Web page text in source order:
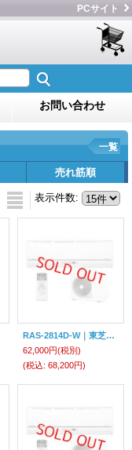
PCサイト
お問い合わせ
一覧
売れ筋順
表示件数:
RAS-2814D-W｜東芝エアコン10畳用
62,000円(税別)
(税込: 68,200円)